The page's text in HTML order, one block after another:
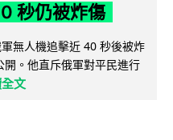
秒仍被炸傷
無人機追擊近 40 秒後被炸
。他直斥俄軍對平民進行
文